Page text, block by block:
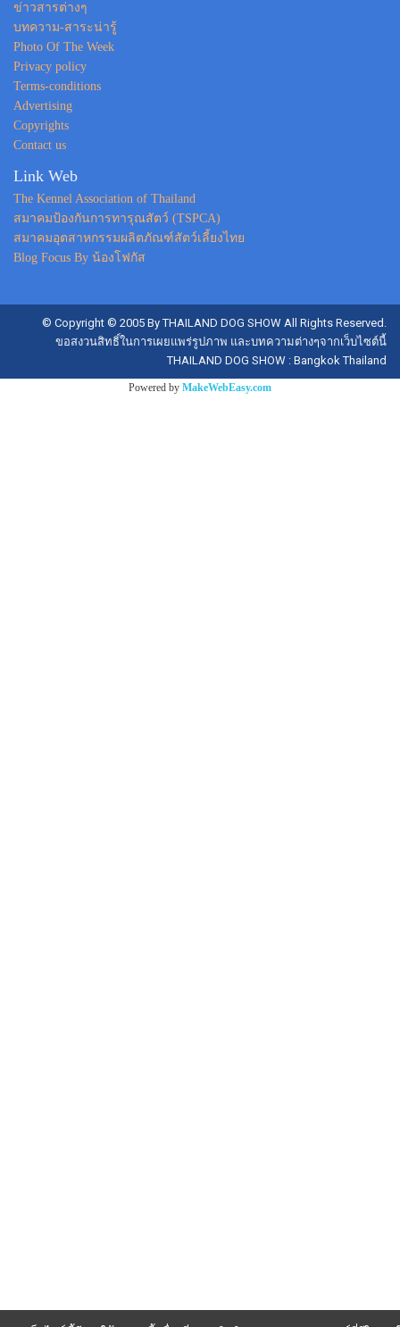
ข่าวสารต่างๆ
บทความ-สาระน่ารู้
Photo Of The Week
Privacy policy
Terms-conditions
Advertising
Copyrights
Contact us
Link Web
The Kennel Association of Thailand
สมาคมป้องกันการทารุณสัตว์ (TSPCA)
สมาคมอุตสาหกรรมผลิตภัณฑ์สัตว์เลี้ยงไทย
Blog Focus By น้องโฟกัส
© Copyright © 2005 By THAILAND DOG SHOW All Rights Reserved.
ขอสงวนสิทธิ์ในการเผยแพร่รูปภาพ และบทความต่างๆจากเว็บไซต์นี้
THAILAND DOG SHOW : Bangkok Thailand
Powered by MakeWebEasy.com